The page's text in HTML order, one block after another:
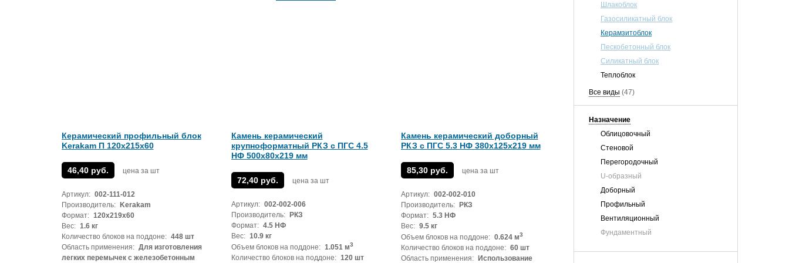
Шлакоблок
Газосиликатный блок
Керамзитоблок
Пескобетонный блок
Силикатный блок
Теплоблок
Все виды (47)
Назначение
Облицовочный
Стеновой
Перегородочный
U-образный
Доборный
Профильный
Вентиляционный
Фундаментный
Керамический профильный блок
Kerakam П 120х215х60
46,40 руб. цена за шт
Артикул: 002-111-012
Производитель:
Kerakam
Формат: 120х219х60
Вес: 1.6 кг
Количество блоков на поддоне: 448 шт
Область применения: Для изготовления
легких перемычек с железобетонным
Камень керамический
крупноформатный РКЗ с ПГС 4.5
НФ 500х80х219 мм
72,40 руб. цена за шт
Артикул: 002-002-006
Производитель:
РКЗ
Формат: 4.5 НФ
Вес: 10.9 кг
Объем блоков на поддоне: 1.051 м3
Количество блоков на поддоне: 120 шт
Камень керамический доборный
РКЗ с ПГС 5.3 НФ 380х125х219 мм
85,30 руб. цена за шт
Артикул: 002-002-010
Производитель:
РКЗ
Формат: 5.3 НФ
Вес: 9.5 кг
Объем блоков на поддоне: 0.624 м3
Количество блоков на поддоне: 60 шт
Область применения:
Использование